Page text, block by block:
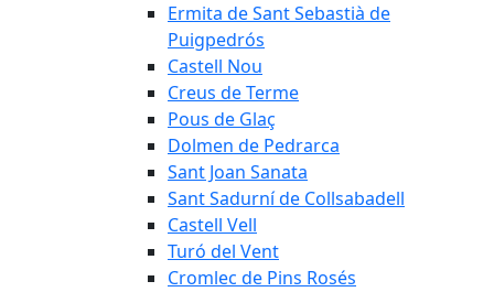
Ermita de Sant Sebastià de
Puigpedrós
Castell Nou
Creus de Terme
Pous de Glaç
Dolmen de Pedrarca
Sant Joan Sanata
Sant Sadurní de Collsabadell
Castell Vell
Turó del Vent
Cromlec de Pins Rosés